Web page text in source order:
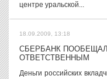
центре уральской...
18.09.2009, 13:18
СБЕРБАНК
ОТВЕТСТВЕННЫМ
Деньги российских